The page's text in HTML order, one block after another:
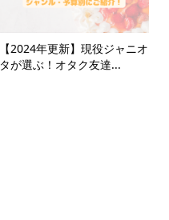
【2024年更新】現役ジャニオ
タが選ぶ！オタク友達...